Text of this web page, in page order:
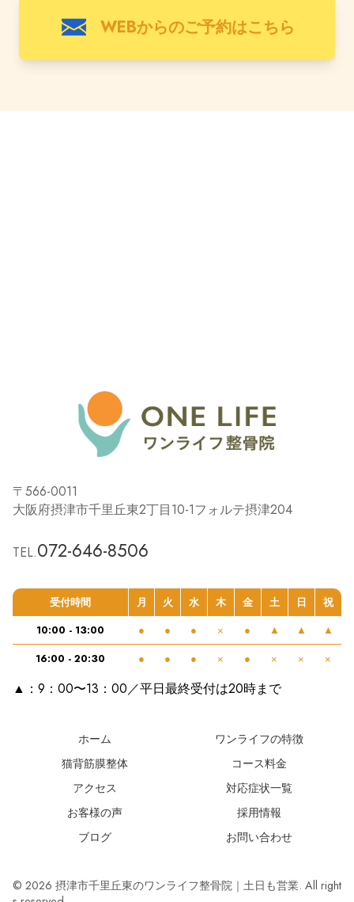
WEBからのご予約はこちら
〒566-0011
大阪府摂津市千里丘東2丁目10-1フォルテ摂津204
TEL.072-646-8506
受付時間 月 火 水 木 金 土 日
祝
10:00 - 13:00
● ● ● × ● ▲ ▲
▲
16:00 - 20:30
● ● ● × ● × × ×
▲：9：00〜13：00／平日最終受付は20時まで
ホーム
ワンライフの特徴
猫背筋膜整体
コース料金
アクセス
対応症状一覧
お客様の声
採用情報
ブログ
お問い合わせ
© 2026 摂津市千里丘東のワンライフ整骨院｜土日も営業. All right